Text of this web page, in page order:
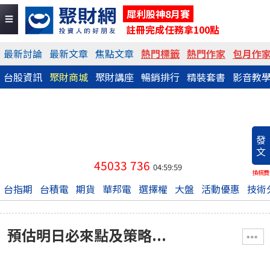
犀利股神8月賽
註冊完成任務拿100點
最新討論 最新文章 焦點文章 熱門標籤 熱門作家 包月作
台股資訊 聚財商城 聚財講座 暢銷排行 精裝套書 影音教
發
文
換稿費
45033 736 04:59:59
台指期 台積電 期貨 華邦電 選擇權 大盤 活動優惠 技術
預估明日必來點及策略...